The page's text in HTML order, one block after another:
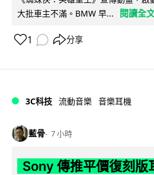
大批車主不滿。BMW 早...
閱讀全
1 分享
3C科技 流動音樂 音樂耳機
藍骨 7 小時
Sony 傳推平價復刻